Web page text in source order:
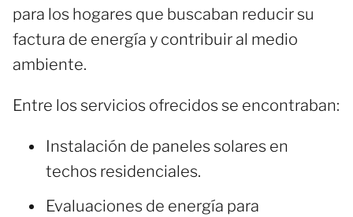
para los hogares que buscaban reducir su
factura de energía y contribuir al medio
ambiente.
Entre los servicios ofrecidos se encontraban:
Instalación de paneles solares en
techos residenciales.
Evaluaciones de energía para